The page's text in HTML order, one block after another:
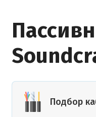
Подбор